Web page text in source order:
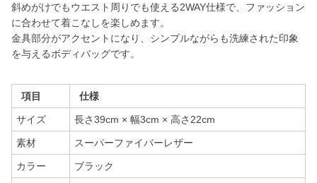
斜めがけでもウエスト周りでも使える2WAY仕様で、ファッション
に合わせて着こなしを楽しめます。
金具部分がアクセントになり、シンプルながらも洗練された印象
を与えるボディバッグです。
項目 仕様
サイズ 長さ39cm × 幅3cm × 高さ22cm
素材 スーパーファイバーレザー
カラー ブラック